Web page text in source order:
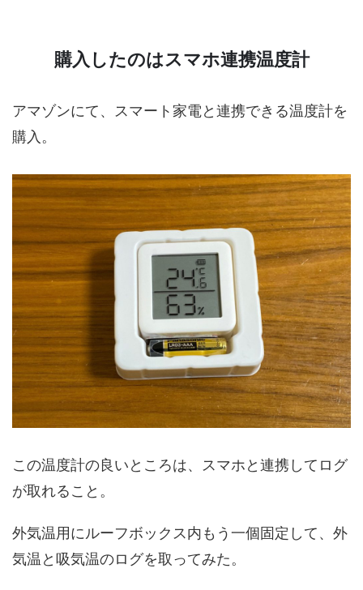
購入したのはスマホ連携温度計
アマゾンにて、スマート家電と連携できる温度計を
購入。
この温度計の良いところは、スマホと連携してログ
が取れること。
外気温用にルーフボックス内もう一個固定して、外
気温と吸気温のログを取ってみた。